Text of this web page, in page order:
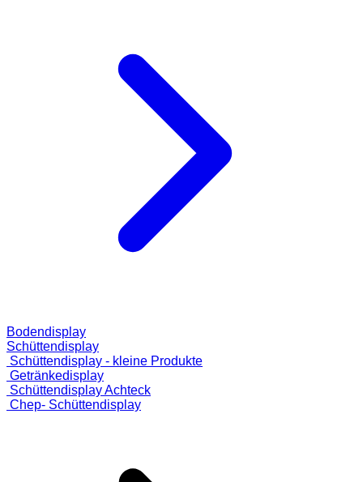
Bodendisplay
Schüttendisplay
Schüttendisplay - kleine Produkte
Getränkedisplay
Schüttendisplay Achteck
Chep- Schüttendisplay